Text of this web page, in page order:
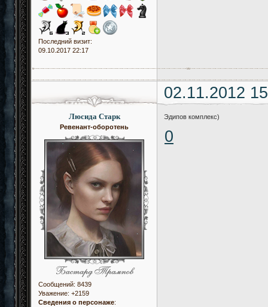
Последний визит:
09.10.2017 22:17
02.11.2012
Люсида Старк
Ревенант-оборотень
Сообщений: 8439
Уважение: +2159
Сведения о персонаже:
Эдипов комплекс)
0